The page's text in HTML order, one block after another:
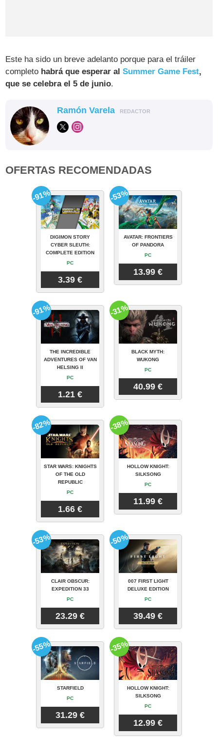
Este ha sido un breve adelanto porque para el tráiler
completo habrá que esperar alSummer Game Fest,
que se celebra el 5 de junio.
Ramón Varela REDACTOR
OFERTAS RECOMENDADAS
DIGIMON STORY
CYBER SLEUTH:
COMPLETE EDITION
PC
3.39 €
-91%
AVATAR: FRONTIERS
OF PANDORA
PC
13.99 €
-53%
THE INCREDIBLE
ADVENTURES OF VAN
HELSING II
PC
1.21 €
-91%
BLACK MYTH:
WUKONG
PC
40.99 €
-31%
STAR WARS: KNIGHTS
OF THE OLD
REPUBLIC
PC
1.66 €
-82%
HOLLOW KNIGHT:
SILKSONG
PC
11.99 €
-38%
CLAIR OBSCUR:
EXPEDITION 33
PC
23.29 €
-53%
007 FIRST LIGHT
DELUXE EDITION
PC
39.49 €
-50%
STARFIELD
PC
31.29 €
-55%
HOLLOW KNIGHT:
SILKSONG
PC
12.99 €
-35%